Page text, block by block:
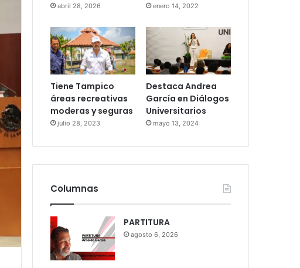
abril 28, 2026 enero 14, 2022
Tiene Tampico
áreas recreativas
moderas y seguras
julio 28, 2023
Destaca Andrea
García en Diálogos
Universitarios
mayo 13, 2024
Columnas
PARTITURA
agosto 6, 2026